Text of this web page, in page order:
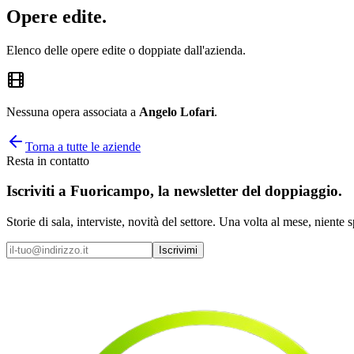
Opere edite.
Elenco delle opere edite o doppiate dall'azienda.
Nessuna opera associata a Angelo Lofari.
Torna a tutte le aziende
Resta in contatto
Iscriviti a Fuoricampo, la newsletter del doppiaggio.
Storie di sala, interviste, novità del settore. Una volta al mese, niente
Iscrivimi